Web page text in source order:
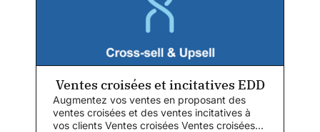
Ventes croisées et incitatives EDD
Augmentez vos ventes en proposant des
ventes croisées et des ventes incitatives à
vos clients Ventes croisées Ventes croisées